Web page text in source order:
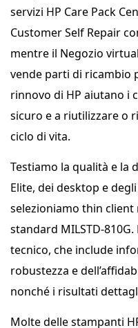
servizi HP Care Pack
Customer Self Repair
mentre il Negozio
vende parti di ricambio
rinnovo di HP aiutano i
sicuro e a riutilizzare o
ciclo di vita.
Testiamo la qualità e la
Elite, dei desktop e
selezioniamo thin
standard MILSTD-
tecnico, che include
robustezza e
nonché i risultati
Molte delle stampanti